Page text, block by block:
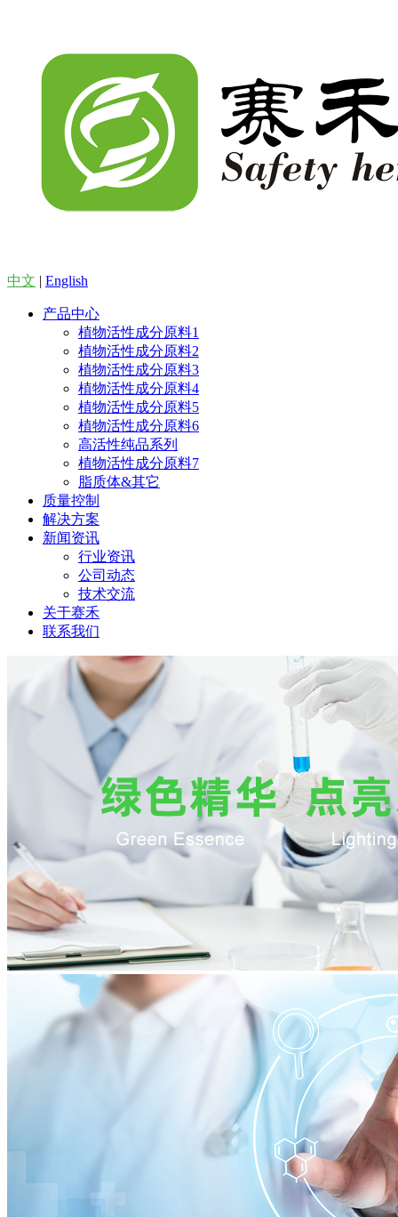
中文 | English
产品中心
植物活性成分原料1
植物活性成分原料2
植物活性成分原料3
植物活性成分原料4
植物活性成分原料5
植物活性成分原料6
高活性纯品系列
植物活性成分原料7
脂质体&其它
质量控制
解决方案
新闻资讯
行业资讯
公司动态
技术交流
关于赛禾
联系我们